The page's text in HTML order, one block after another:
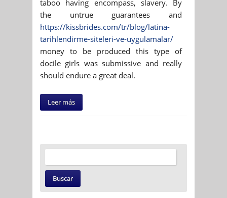
taboo having encompass, slavery. By
the untrue guarantees and
https://kissbrides.com/tr/blog/latina-
tarihlendirme-siteleri-ve-uygulamalar/
money to be produced this type of
docile girls was submissive and really
should endure a great deal.
Leer más